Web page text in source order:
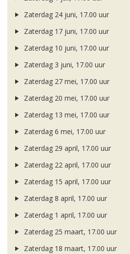
Zaterdag 24 juni, 17.00 uur
Zaterdag 17 juni, 17.00 uur
Zaterdag 10 juni, 17.00 uur
Zaterdag 3 juni, 17.00 uur
Zaterdag 27 mei, 17.00 uur
Zaterdag 20 mei, 17.00 uur
Zaterdag 13 mei, 17.00 uur
Zaterdag 6 mei, 17.00 uur
Zaterdag 29 april, 17.00 uur
Zaterdag 22 april, 17.00 uur
Zaterdag 15 april, 17.00 uur
Zaterdag 8 april, 17.00 uur
Zaterdag 1 april, 17.00 uur
Zaterdag 25 maart, 17.00 uur
Zaterdag 18 maart, 17.00 uur